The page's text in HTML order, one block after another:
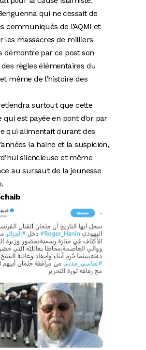
qui ne cessait de
communiqués de l’AQMI et
les massacres de milliers
démontre par ce post son
règles élémentaires du
même de l’histoire des
surtout que cette
qui est payée en pont d’or par
qui alimentait durant des
la haine et la suspicion,
silencieuse et même
au sursaut de la jeunesse